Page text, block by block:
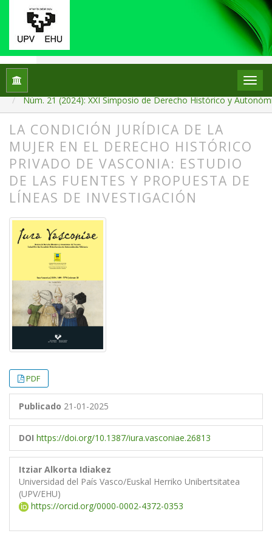
Inicio
Núm. 21 (2024): XXI Simposio de Derecho Histórico y
LA CONDICIÓN JURÍDICA DE LA
MUJER EN EL DERECHO HISTÓRICO
PRIVADO DE VASCONIA: ESTUDIO
DE LAS FUENTES Y PROPUESTA DE
LÍNEAS DE INVESTIGACIÓN
PDF
Publicado 21-01-2025
DOI https://doi.org/10.1387/iura.vasconiae.26813
Itziar Alkorta Idiakez
Universidad del País Vasco/Euskal Herriko Unibertsitatea
(UPV/EHU)
https://orcid.org/0000-0002-4372-0353